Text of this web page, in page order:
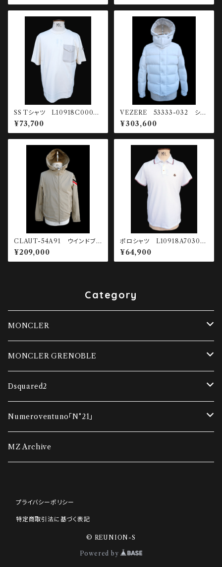
SS Tシャツ L10918C00039
-89AUG-060
¥73,700
VEZERE 53333-032 ショ
ートダウンジャケット
¥303,600
CLAUT-54A91 ウインドブレ
ーカー
¥209,000
ポロシャツ L10918A70300-
84556-001
¥64,900
Category
MONCLER
ダウンベスト
コンビネーションカーディガン
ダウンジャケット
ウインドブレーカー
ニット
MONCLER GRENOBLE
ダウンベスト
ダウンジャケット
ポロシャツ・Tシャツ
スウェット
Dsquared2
Tシャツ
スウェット
アウター
Numeroventuno「N°21」
Tシャツ
ニット
MZ Archive
プライバシーポリシー
特定商取引法に基づく表記
© REUNION-S
Powered by